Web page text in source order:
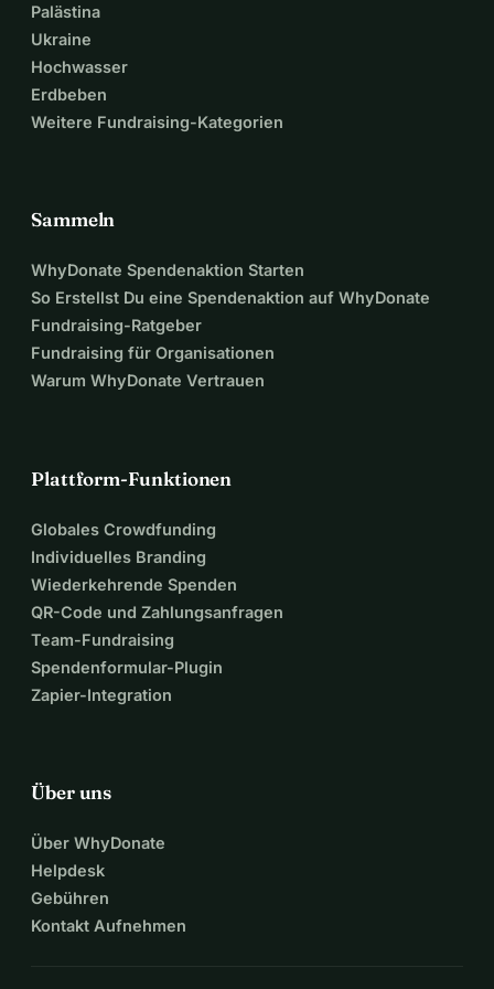
Unterstützung und Ihr Vertrauen in mich. Ohne Sie könnte
ich das nicht schaffen!
Palästina
Ukraine
Hochwasser
Erdbeben
Weitere Fundraising-Kategorien
Sammeln
WhyDonate Spendenaktion Starten
So Erstellst Du eine Spendenaktion auf WhyDonate
Fundraising-Ratgeber
Fundraising für Organisationen
Warum WhyDonate Vertrauen
Plattform-Funktionen
Globales Crowdfunding
Individuelles Branding
Wiederkehrende Spenden
QR-Code und Zahlungsanfragen
Team-Fundraising
Spendenformular-Plugin
Zapier-Integration
Über uns
Über WhyDonate
Helpdesk
Gebühren
Kontakt Aufnehmen